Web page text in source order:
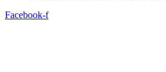
Facebook-f